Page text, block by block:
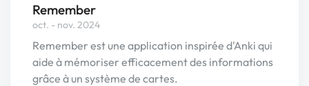
Remember
oct. - nov. 2024
Remember est une application inspirée d'Anki qui
aide à mémoriser efficacement des informations
grâce à un système de cartes.